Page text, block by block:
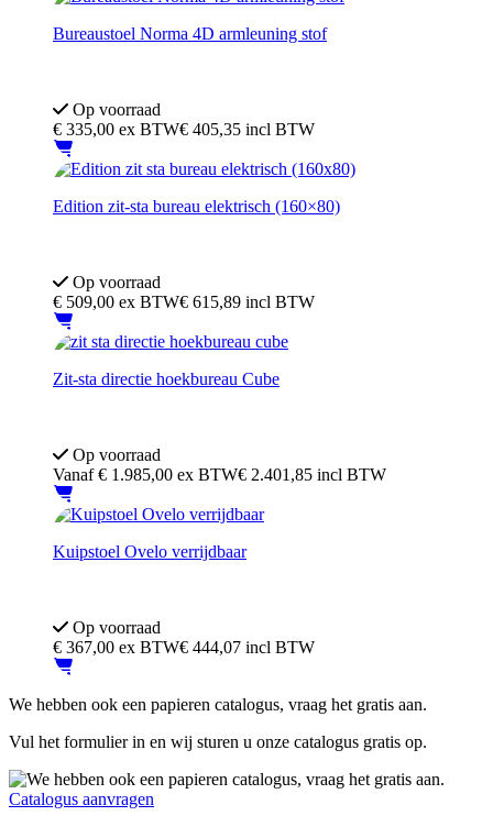
Bureaustoel Norma 4D armleuning stof
Op voorraad
€ 335,00 ex BTW€ 405,35 incl BTW
Edition zit-sta bureau elektrisch (160×80)
Op voorraad
€ 509,00 ex BTW€ 615,89 incl BTW
Zit-sta directie hoekbureau Cube
Op voorraad
Vanaf€ 1.985,00 ex BTW€ 2.401,85 incl BTW
Kuipstoel Ovelo verrijdbaar
Op voorraad
€ 367,00 ex BTW€ 444,07 incl BTW
We hebben ook een papieren catalogus, vraag het gratis aan.
Vul het formulier in en wij sturen u onze catalogus gratis op.
Catalogus aanvragen